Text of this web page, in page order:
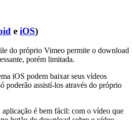
e iOS)
do próprio Vimeo permite o download
porém limitada.
iOS podem baixar seus vídeos
poderão assistí-los através do próprio
é bem fácil: com o vídeo que